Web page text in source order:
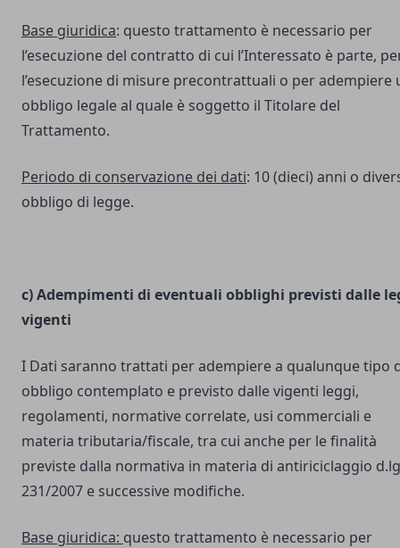
Base giuridica: questo trattamento è necessario per
l’esecuzione del contratto di cui l’Interessato è parte,
l’esecuzione di misure precontrattuali o per adempiere
obbligo legale al quale è soggetto il Titolare del
Trattamento.
Periodo di conservazione dei dati: 10 (dieci) anni o
obbligo di legge.
c) Adempimenti di eventuali obblighi previsti dalle
vigenti
I Dati saranno trattati per adempiere a qualunque tipo
obbligo contemplato e previsto dalle vigenti leggi,
regolamenti, normative correlate, usi commerciali e
materia tributaria/fiscale, tra cui anche per le finalità
previste dalla normativa in materia di antiriciclaggio
231/2007 e successive modifiche.
Base giuridica: questo trattamento è necessario per